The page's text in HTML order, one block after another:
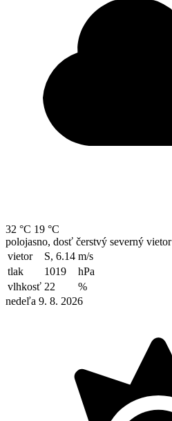
32 °C 19 °C
polojasno, dosť čerstvý severný vietor
vietor
S, 6.14 m/s
tlak
1019
hPa
vlhkosť 22
%
nedeľa 9. 8. 2026